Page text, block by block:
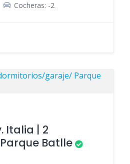
Cocheras: -2
Italia | 2
Batlle